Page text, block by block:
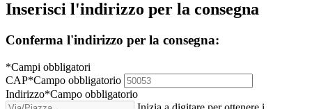
Inserisci l'indirizzo per la consegna
Conferma l'indirizzo per la consegna:
*Campi obbligatori
CAP*Campo obbligatorio
Indirizzo*Campo obbligatorio